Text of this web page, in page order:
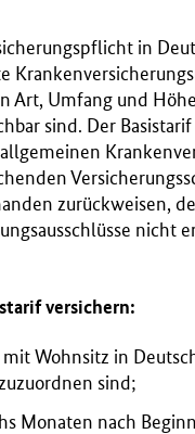
in
Art, Umfang und
sind. Der
zurückweisen,
nicht
versichern:
Wohnsitz in
sind;
Monaten nach